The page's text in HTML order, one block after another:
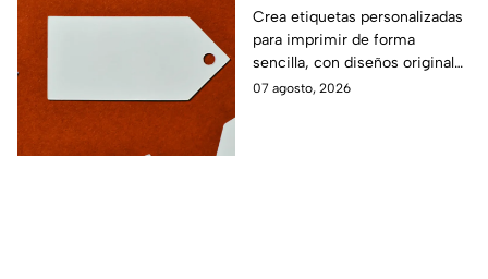
imprimir
Crea etiquetas personalizadas
para imprimir de forma
sencilla, con diseños originales
y detalles adaptados a tus
07 agosto, 2026